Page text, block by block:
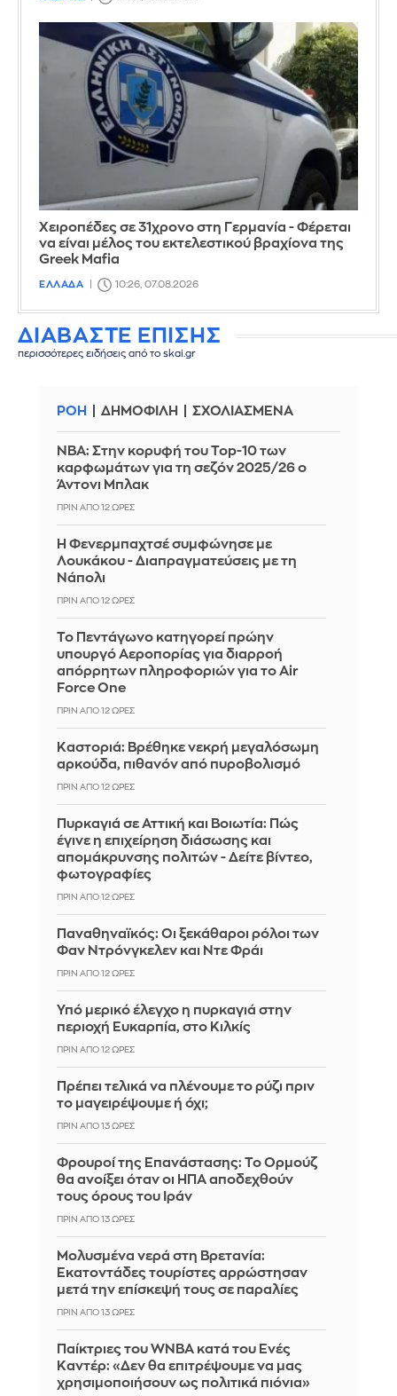
Χειροπέδες σε 31χρονο στη Γερμανία - Φέρεται
να είναι μέλος του εκτελεστικού βραχίονα της
Greek Mafia
ΕΛΛΑΔΑ 10:26, 07.08.2026
ΔΙΑΒΑΣΤΕ ΕΠΙΣΗΣ
περισσότερες ειδήσεις από το skai.gr
ΡΟΗ ΔΗΜΟΦΙΛΗ ΣΧΟΛΙΑΣΜΕΝΑ
ΝΒΑ: Στην κορυφή του Top-10 των
καρφωμάτων για τη σεζόν 2025/26 ο
Άντονι Μπλακ
ΠΡΙΝ ΑΠΌ 12 ΏΡΕΣ
Η Φενερμπαχτσέ συμφώνησε με
Λουκάκου - Διαπραγματεύσεις με τη
Νάπολι
ΠΡΙΝ ΑΠΌ 12 ΏΡΕΣ
Το Πεντάγωνο κατηγορεί πρώην
υπουργό Αεροπορίας για διαρροή
απόρρητων πληροφοριών για το Air
Force One
ΠΡΙΝ ΑΠΌ 12 ΏΡΕΣ
Καστοριά: Βρέθηκε νεκρή μεγαλόσωμη
αρκούδα, πιθανόν από πυροβολισμό
ΠΡΙΝ ΑΠΌ 12 ΏΡΕΣ
Πυρκαγιά σε Αττική και Βοιωτία: Πώς
έγινε η επιχείρηση διάσωσης και
απομάκρυνσης πολιτών - Δείτε βίντεο,
φωτογραφίες
ΠΡΙΝ ΑΠΌ 12 ΏΡΕΣ
Παναθηναϊκός: Οι ξεκάθαροι ρόλοι των
Φαν Ντρόνγκελεν και Ντε Φράι
ΠΡΙΝ ΑΠΌ 12 ΏΡΕΣ
Υπό μερικό έλεγχο η πυρκαγιά στην
περιοχή Ευκαρπία, στο Κιλκίς
ΠΡΙΝ ΑΠΌ 12 ΏΡΕΣ
Πρέπει τελικά να πλένουμε το ρύζι πριν
το μαγειρέψουμε ή όχι;
ΠΡΙΝ ΑΠΌ 13 ΏΡΕΣ
Φρουροί της Επανάστασης: Το Ορμούζ
θα ανοίξει όταν οι ΗΠΑ αποδεχθούν
τους όρους του Ιράν
ΠΡΙΝ ΑΠΌ 13 ΏΡΕΣ
Μολυσμένα νερά στη Βρετανία:
Εκατοντάδες τουρίστες αρρώστησαν
μετά την επίσκεψή τους σε παραλίες
ΠΡΙΝ ΑΠΌ 13 ΏΡΕΣ
Παίκτριες του WNBA κατά του Ενές
Καντέρ: «Δεν θα επιτρέψουμε να μας
χρησιμοποιήσουν ως πολιτικά πιόνια»